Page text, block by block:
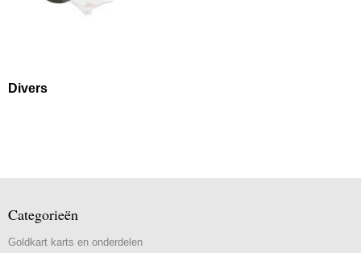
Divers
Categorieën
Goldkart karts en onderdelen